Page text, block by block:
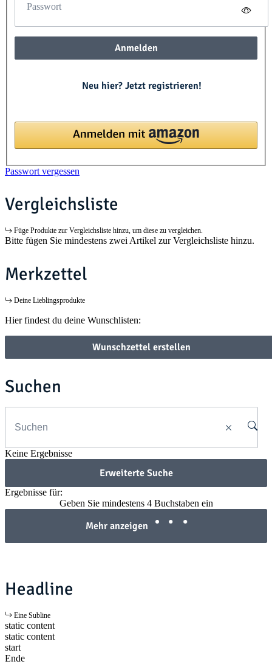
Passwort
Anmelden
Neu hier? Jetzt registrieren!
Passwort vergessen
Vergleichsliste
Füge Produkte zur Vergleichsliste hinzu, um diese zu vergleichen.
Bitte fügen Sie mindestens zwei Artikel zur Vergleichsliste hinzu.
Merkzettel
Deine Lieblingsprodukte
Hier findest du deine Wunschlisten:
Wunschzettel erstellen
Suchen
Keine Ergebnisse
Erweiterte Suche
Ergebnisse für:
Geben Sie mindestens 4 Buchstaben ein
Mehr anzeigen
Headline
Eine Subline
static content
static content
start
Ende